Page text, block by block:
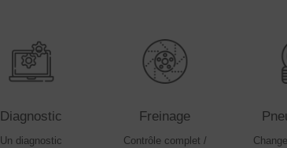
Diagnostic
Un diagnostic
Freinage
Contrôle complet /